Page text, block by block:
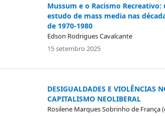
Mussum e o Racismo Recreativo:
estudo de mass media nas
de 1970-1980
Edson Rodrigues Cavalcante
15 setembro 2025
DESIGUALDADES E VIOLÊNCIAS
CAPITALISMO NEOLIBERAL
Rosilene Marques Sobrinho de França